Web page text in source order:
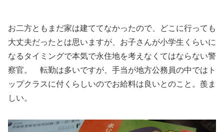
お二方ともまだ家は建ててなかったので、どこに行っても
大丈夫だったとは思いますが、お子さんが小学生くらいに
なるタイミングで本気で永住地を考えなくてはならない警
察官。 転勤は多いですが、手当が地方公務員の中ではト
ップクラスに付くらしいのでお給料は良いとのこと。羨ま
しい。